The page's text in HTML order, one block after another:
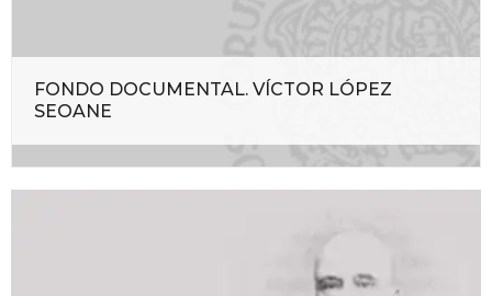
FONDO DOCUMENTAL. VÍCTOR LÓPEZ
SEOANE